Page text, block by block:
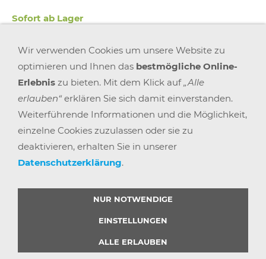
Sofort ab Lager
Für später merken
ARBEITSPLATZEXPERTEN
PARTNERPROGRAMM
GEMEINSAM STÄRKER
WIDERRUF BUTTON
© 2025 |BÜRO POINT GMBH
Wir verwenden Cookies um unsere Website zu
optimieren und Ihnen das bestmögliche Online-
Erlebnis zu bieten. Mit dem Klick auf„Alle
erlauben“ erklären Sie sich damit einverstanden.
Weiterführende Informationen und die Möglichkeit,
einzelne Cookies zuzulassen oder sie zu
deaktivieren, erhalten Sie in unserer
Datenschutzerklärung.
NUR NOTWENDIGE
EINSTELLUNGEN
ALLE ERLAUBEN